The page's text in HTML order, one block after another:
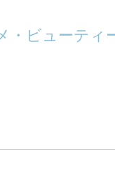
・ビューティ